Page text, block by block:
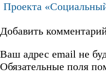
Проекта
Добавить
Ваш адрес email не
Обязательные поля